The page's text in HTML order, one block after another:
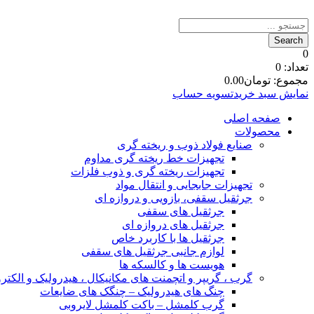
0
تعداد: 0
مجموع: تومان0.00
نمایش سبد خریدتسویه حساب
صفحه اصلی
محصولات
صنایع فولاد ذوب و ریخته گری
تجهیزات خط ریخته گری مداوم
تجهیزات ریخته گری و ذوب فلزات
تجهیزات جابجایی و انتقال مواد
جرثقیل سقفی، بازویی و دروازه ای
جرثقیل های سقفی
جرثقیل های دروازه ای
جرثقیل ها با کاربرد خاص
لوازم جانبی جرثقیل های سقفی
هویست ها و کالسکه ها
گرب ، گریپر و اتچمنت های مکانیکال ، هیدرولیک و
چنگ های هیدرولیک – چنگک های ضایعات
گرب کلمشل – باکت کلمشل لایروبی